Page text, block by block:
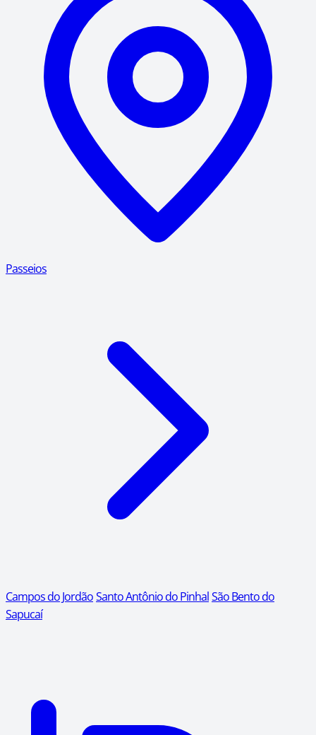
Passeios
Campos do JordãoSanto Antônio do PinhalSão Bento do
Sapucaí